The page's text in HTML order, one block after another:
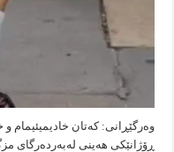
وه‌رگێڕانی: كه‌تان خادیمیئیمام
ڕۆژانێكی هه‌ینی له‌به‌رده‌رگای